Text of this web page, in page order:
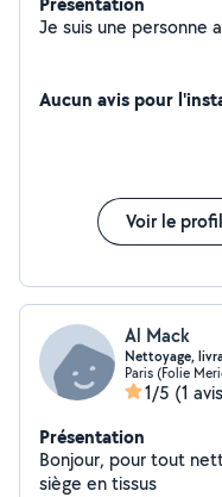
Je suis une personne
Aucun avis pour
Voir le profil
Al Mack
Nettoyage,
Paris (Folie
1/5 (1
Présentation
Bonjour, pour tout
siège en tissus